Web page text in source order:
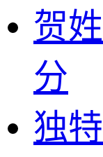
贺
分
独